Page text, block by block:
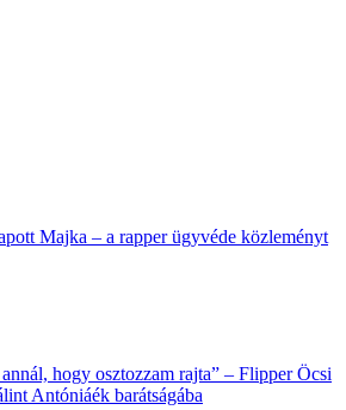
Majka – a rapper ügyvéde közleményt
hogy osztozzam rajta” – Flipper Öcsi
Antóniáék barátságába